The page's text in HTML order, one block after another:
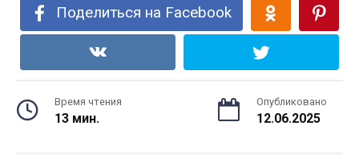
Поделиться на Facebook
Время чтения
13 мин.
Опубликовано
12.06.2025